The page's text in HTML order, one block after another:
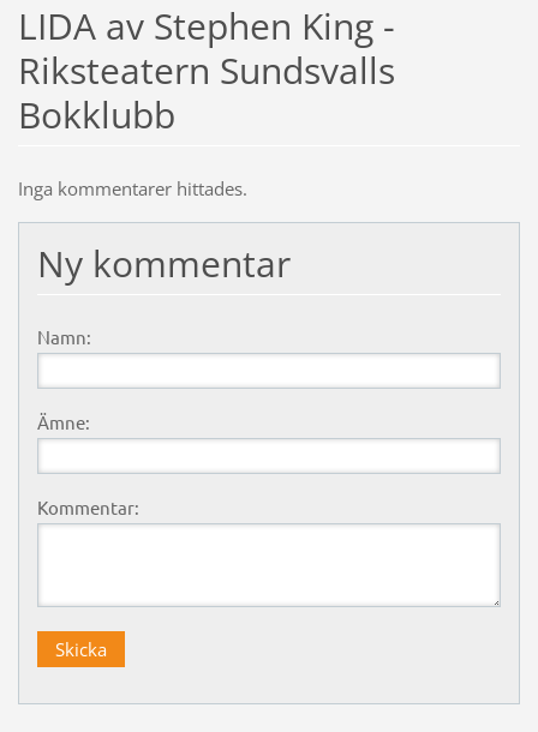
LIDA av Stephen King -
Riksteatern Sundsvalls
Bokklubb
Inga kommentarer hittades.
Ny kommentar
Namn:
Ämne:
Kommentar: